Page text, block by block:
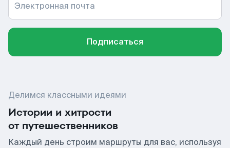
Электронная почта
Подписаться
Делимся классными идеями
Истории и хитрости
от путешественников
Каждый день строим маршруты для вас, используя